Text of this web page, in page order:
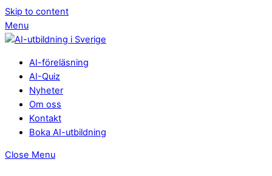
Skip to content
Menu
AI-föreläsning
AI-Quiz
Nyheter
Om oss
Kontakt
Boka AI-utbildning
Close Menu